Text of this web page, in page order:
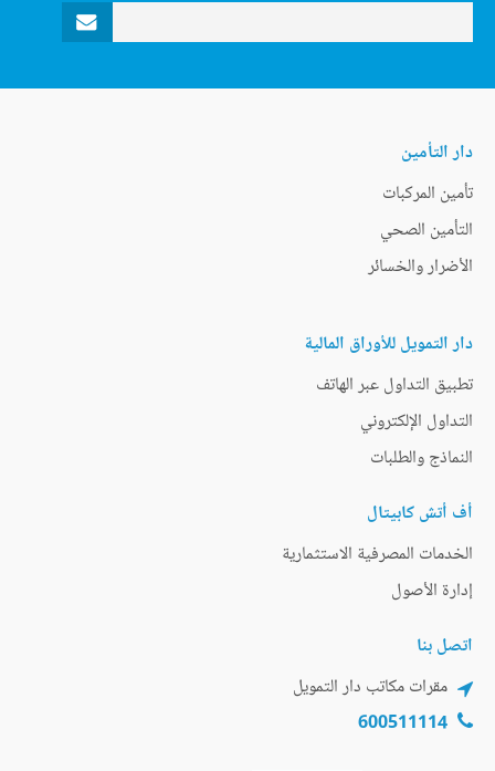
دار التأمين
تأمين المركبات
التأمين الصحي
الأضرار والخسائر
دار التمويل للأوراق المالية
تطبيق التداول عبر الهاتف
التداول الإلكتروني
النماذج والطلبات
أف أتش كابيتال
الخدمات المصرفية الاستثمارية
إدارة الأصول
اتصل بنا
مقرات مكاتب دار التمويل
600511114